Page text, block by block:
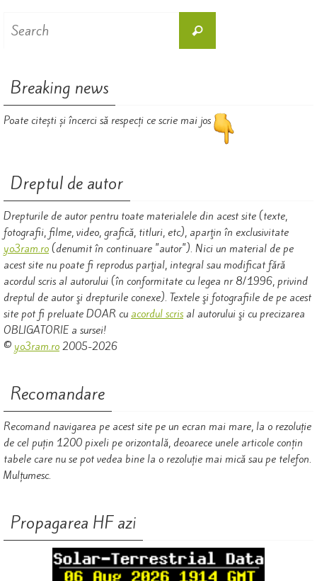
Search
Breaking news
Poate citești și încerci să respecți ce scrie mai jos
Dreptul de autor
Drepturile de autor pentru toate materialele din acest site (texte,
fotografii, filme, video, grafică, titluri, etc), aparţin în exclusivitate
yo3ram.ro (denumit în continuare "autor"). Nici un material de pe
acest site nu poate fi reprodus parţial, integral sau modificat fără
acordul scris al autorului (în conformitate cu legea nr 8/1996, privind
dreptul de autor şi drepturile conexe). Textele şi fotografiile de pe acest
site pot fi preluate DOAR cu acordul scris al autorului şi cu precizarea
OBLIGATORIE a sursei!
© yo3ram.ro 2005-2026
Recomandare
Recomand navigarea pe acest site pe un ecran mai mare, la o rezoluție
de cel puțin 1200 pixeli pe orizontală, deoarece unele articole conțin
tabele care nu se pot vedea bine la o rezoluție mai mică sau pe telefon.
Mulțumesc.
Propagarea HF azi